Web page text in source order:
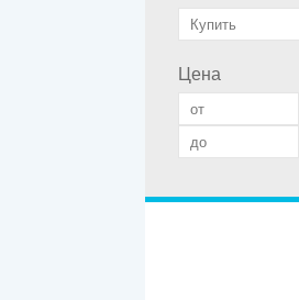
Цена